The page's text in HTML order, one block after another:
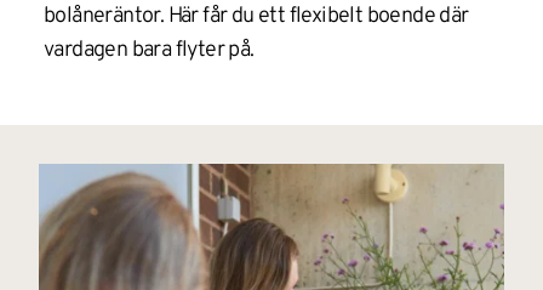
bolåneräntor. Här får du ett flexibelt boende där
vardagen bara flyter på.